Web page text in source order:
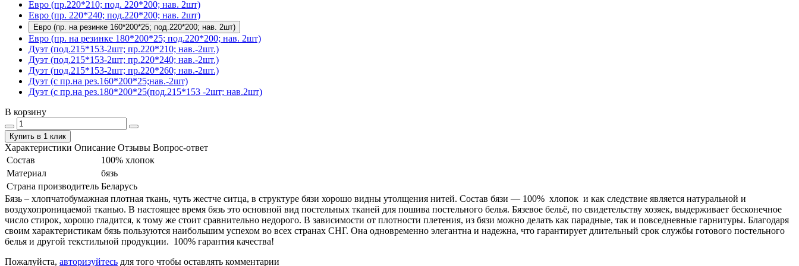
Евро (пр.220*210; под. 220*200; нав. 2шт)
Евро (пр. 220*240; под.220*200; нав. 2шт)
Евро (пр. на резинке 160*200*25; под.220*200; нав. 2шт)
Евро (пр. на резинке 180*200*25; под.220*200; нав. 2шт)
Дуэт (под.215*153-2шт; пр.220*210; нав.-2шт.)
Дуэт (под.215*153-2шт; пр.220*240; нав.-2шт.)
Дуэт (под.215*153-2шт; пр.220*260; нав.-2шт.)
Дуэт (с пр.на рез.160*200*25;нав.-2шт)
Дуэт (с пр.на рез.180*200*25(под.215*153 -2шт; нав.2шт)
В корзину
Купить в 1 клик
Характеристики Описание Отзывы Вопрос-ответ
Состав
100% хлопок
Материал
бязь
Страна производитель Беларусь
Бязь – хлопчатобумажная плотная ткань, чуть жестче ситца, в структуре бязи хорошо видны утолщения нитей. Состав бязи ― 100% хлопок и как следствие является натуральной и
воздухопроницаемой тканью. В настоящее время бязь это основной вид постельных тканей для пошива постельного белья. Бязевое бельё, по свидетельству хозяек, выдерживает бесконечное
число стирок, хорошо гладится, к тому же стоит сравнительно недорого. В зависимости от плотности плетения, из бязи можно делать как парадные, так и повседневные гарнитуры. Благодаря
своим характеристикам бязь пользуются наибольшим успехом во всех странах СНГ. Она одновременно элегантна и надежна, что гарантирует длительный срок службы готового постельного
белья и другой текстильной продукции. 100% гарантия качества!
Пожалуйста, авторизуйтесь для того чтобы оставлять комментарии